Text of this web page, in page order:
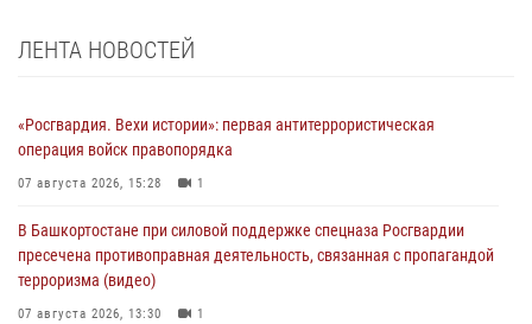
ЛЕНТА НОВОСТЕЙ
«Росгвардия. Вехи истории»: первая антитеррористическая
операция войск правопорядка
07 августа 2026, 15:28 1
В Башкортостане при силовой поддержке спецназа Росгвардии
пресечена противоправная деятельность, связанная с пропагандой
терроризма (видео)
07 августа 2026, 13:30 1